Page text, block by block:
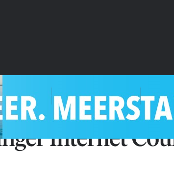
volg je de GIC Tip de